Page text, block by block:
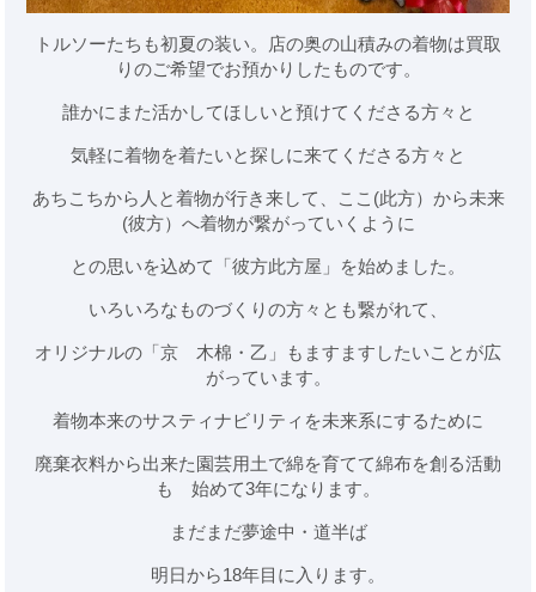
トルソーたちも初夏の装い。店の奥の山積みの着物は買取
りのご希望でお預かりしたものです。
誰かにまた活かしてほしいと預けてくださる方々と
気軽に着物を着たいと探しに来てくださる方々と
あちこちから人と着物が行き来して、ここ(此方）から未来
(彼方）へ着物が繋がっていくように
との思いを込めて「彼方此方屋」を始めました。
いろいろなものづくりの方々とも繋がれて、
オリジナルの「京 木棉・乙」もますますしたいことが広
がっています。
着物本来のサスティナビリティを未来系にするために
廃棄衣料から出来た園芸用土で綿を育てて綿布を創る活動
も 始めて3年になります。
まだまだ夢途中・道半ば
明日から18年目に入ります。